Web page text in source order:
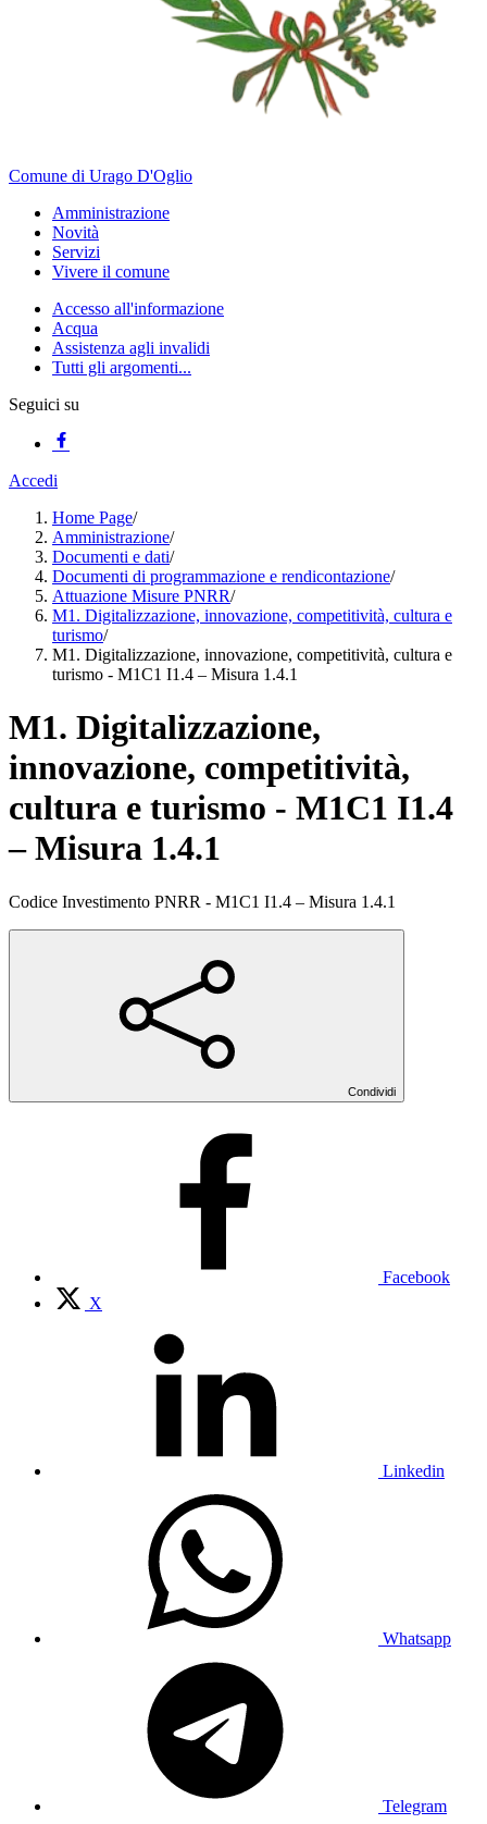
Comune di Urago D'Oglio
Amministrazione
Novità
Servizi
Vivere il comune
Accesso all'informazione
Acqua
Assistenza agli invalidi
Tutti gli argomenti...
Seguici su
Accedi
Home Page/
Amministrazione/
Documenti e dati/
Documenti di programmazione e rendicontazione/
Attuazione Misure PNRR/
M1. Digitalizzazione, innovazione, competitività, cultura e
turismo/
M1. Digitalizzazione, innovazione, competitività, cultura e
turismo - M1C1 I1.4 – Misura 1.4.1
M1. Digitalizzazione,
innovazione, competitività,
cultura e turismo - M1C1 I1.4
– Misura 1.4.1
Codice Investimento PNRR - M1C1 I1.4 – Misura 1.4.1
Condividi
Facebook
X
Linkedin
Whatsapp
Telegram